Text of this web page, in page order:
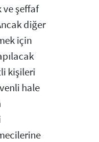
şeffaf
diğer
için
kişileri
hale